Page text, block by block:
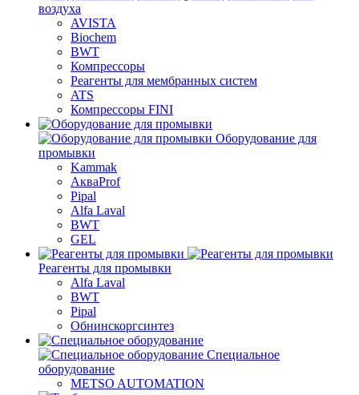
воздуха
AVISTA
Biochem
BWT
Компрессоры
Реагенты для мембранных систем
ATS
Компрессоры FINI
Оборудование для
промывки
Kammak
АкваProf
Pipal
Alfa Laval
BWT
GEL
Реагенты для промывки
Alfa Laval
BWT
Pipal
Обнинскоргсинтез
Специальное
оборудование
METSO AUTOMATION